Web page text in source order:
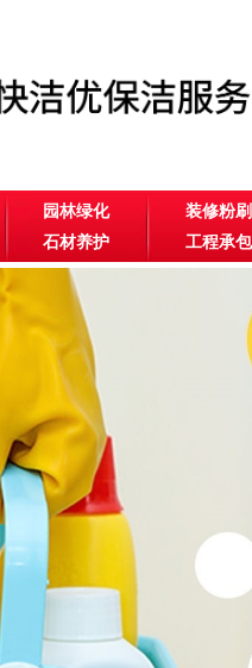
园林绿化
装修粉刷
石材养护
工程承包